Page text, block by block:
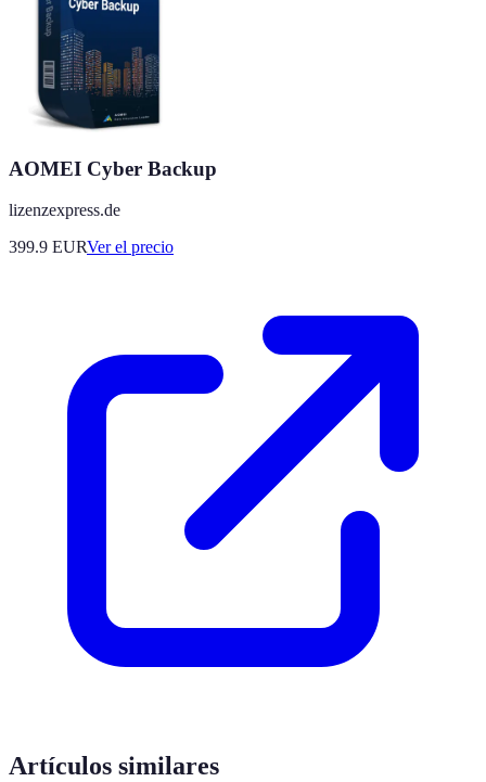
AOMEI Cyber Backup
lizenzexpress.de
399.9 EURVer el precio
Artículos similares